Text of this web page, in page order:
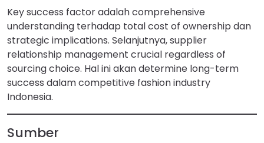
Key success factor adalah comprehensive
understanding terhadap total cost of ownership dan
strategic implications. Selanjutnya, supplier
relationship management crucial regardless of
sourcing choice. Hal ini akan determine long-term
success dalam competitive fashion industry
Indonesia.
Sumber